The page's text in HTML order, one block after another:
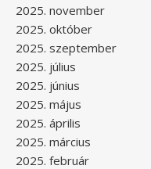
2025. november
2025. október
2025. szeptember
2025. július
2025. június
2025. május
2025. április
2025. március
2025. február